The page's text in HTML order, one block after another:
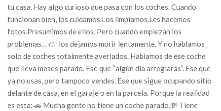
tu casa. Hay algo curioso que pasa con los coches. Cuando
funcionan bien, los cuidamos.Los limpiamos.Les hacemos
fotos.Presumimos de ellos. Pero cuando empiezan los
problemas… 👉 los dejamos morir lentamente. Y no hablamos
solo de coches totalmente averiados. Hablamos de ese coche
que lleva meses parado. Ese que “algún día arreglarás”. Ese que
ya no usas, pero tampoco vendes. Ese que sigue ocupando sitio
delante de casa, en el garaje o en la parcela. Porque la realidad
es esta: 🚗 Mucha gente no tiene un coche parado.💸 Tiene